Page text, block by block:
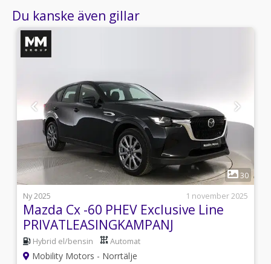
Du kanske även gillar
1
30
Ny 2025
1 november 2025
Mazda Cx -60 PHEV Exclusive Line
PRIVATLEASINGKAMPANJ
Hybrid el/bensin Automat
Mobility Motors - Norrtälje